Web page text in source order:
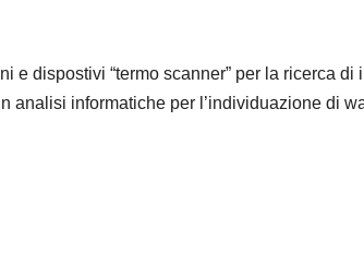
e dispostivi “termo scanner” per la ricerca
analisi informatiche per l’individuazione di